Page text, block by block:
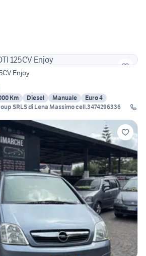
Enjoy
Km Diesel Manuale
Euro 4
SRLS di Lena Massimo cell.3474296336